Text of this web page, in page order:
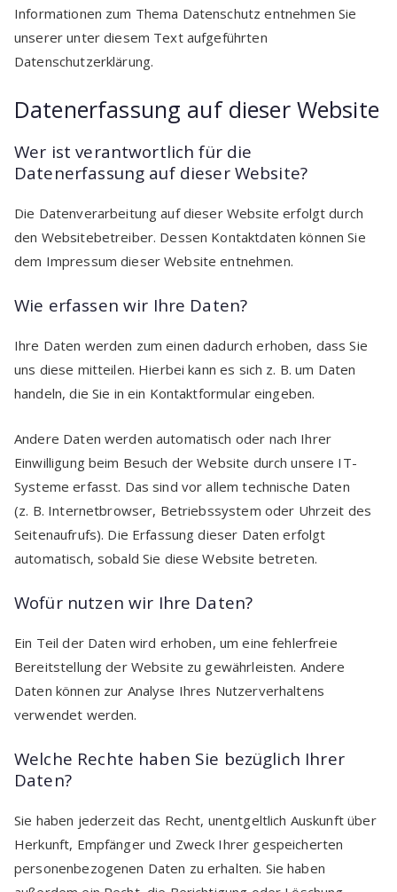
Informationen zum Thema Datenschutz entnehmen Sie
unserer unter diesem Text aufgeführten
Datenschutzerklärung.
Datenerfassung auf dieser Website
Wer ist verantwortlich für die
Datenerfassung auf dieser Website?
Die Datenverarbeitung auf dieser Website erfolgt durch
den Websitebetreiber. Dessen Kontaktdaten können Sie
dem Impressum dieser Website entnehmen.
Wie erfassen wir Ihre Daten?
Ihre Daten werden zum einen dadurch erhoben, dass Sie
uns diese mitteilen. Hierbei kann es sich z. B. um Daten
handeln, die Sie in ein Kontaktformular eingeben.
Andere Daten werden automatisch oder nach Ihrer
Einwilligung beim Besuch der Website durch unsere IT-
Systeme erfasst. Das sind vor allem technische Daten
(z. B. Internetbrowser, Betriebssystem oder Uhrzeit des
Seitenaufrufs). Die Erfassung dieser Daten erfolgt
automatisch, sobald Sie diese Website betreten.
Wofür nutzen wir Ihre Daten?
Ein Teil der Daten wird erhoben, um eine fehlerfreie
Bereitstellung der Website zu gewährleisten. Andere
Daten können zur Analyse Ihres Nutzerverhaltens
verwendet werden.
Welche Rechte haben Sie bezüglich Ihrer
Daten?
Sie haben jederzeit das Recht, unentgeltlich Auskunft über
Herkunft, Empfänger und Zweck Ihrer gespeicherten
personenbezogenen Daten zu erhalten. Sie haben